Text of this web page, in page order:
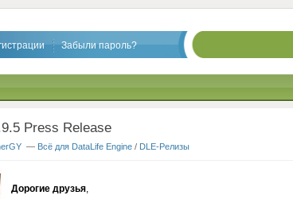
Забыли пароль?
Press Release
— Всё для DataLife Engine/ DLE-Релизы
Дорогие друзья,